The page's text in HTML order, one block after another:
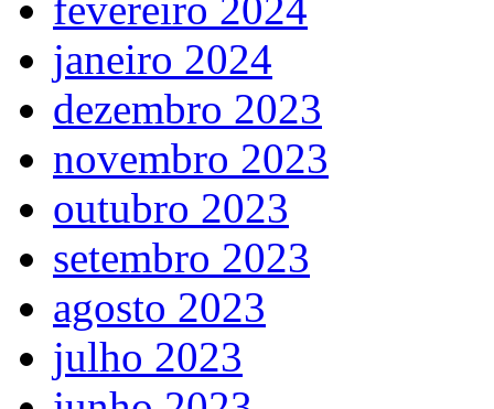
fevereiro 2024
janeiro 2024
dezembro 2023
novembro 2023
outubro 2023
setembro 2023
agosto 2023
julho 2023